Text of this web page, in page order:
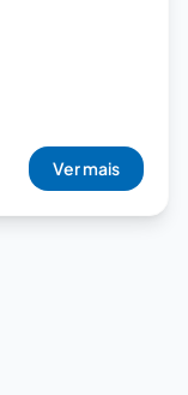
Ver mais